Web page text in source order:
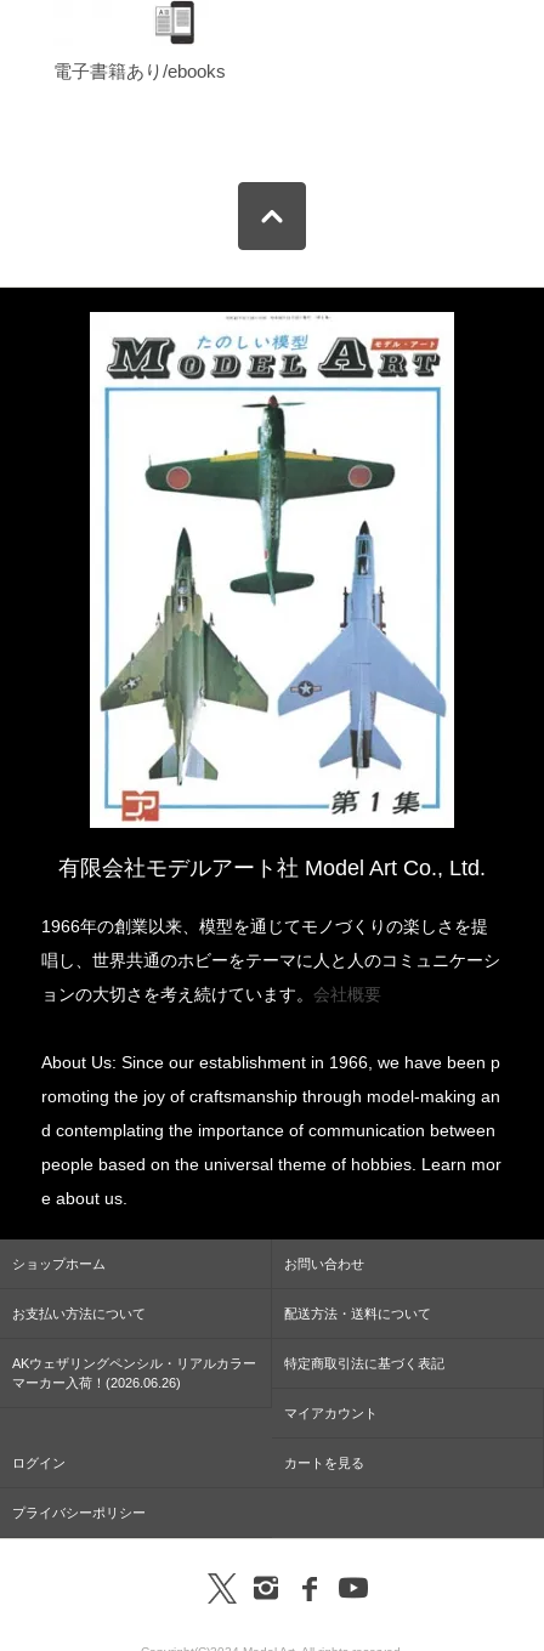
電子書籍あり/ebooks
有限会社モデルアート社 Model Art Co., Ltd.
1966年の創業以来、模型を通じてモノづくりの楽しさを提
唱し、世界共通のホビーをテーマに人と人のコミュニケーシ
ョンの大切さを考え続けています。会社概要
About Us: Since our establishment in 1966, we have been p
romoting the joy of craftsmanship through model-making an
d contemplating the importance of communication between
people based on the universal theme of hobbies. Learn mor
e about us.
ショップホーム お問い合わせ
お支払い方法について 配送方法・送料について
AKウェザリングペンシル・リアルカラー
マーカー入荷！(2026.06.26)
特定商取引法に基づく表記
マイアカウント
ログイン カートを見る
プライバシーポリシー